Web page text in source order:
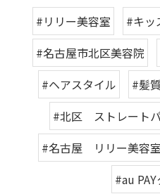
#リリー美容室 #キッ
#名古屋市北区美容院
#ヘアスタイル
#髪
#北区 ストレート
#名古屋 リリー美容室
#au